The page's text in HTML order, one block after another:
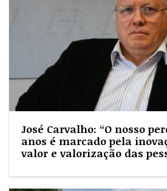
José Carvalho: “O nosso
anos é marcado pela
valor e valorização das